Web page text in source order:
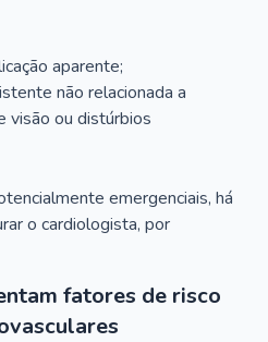
aparente;
não relacionada a
visão ou distúrbios
emergenciais, há
o cardiologista, por
fatores de risco